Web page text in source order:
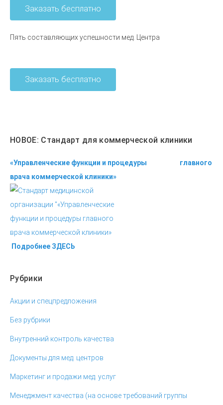
Заказать бесплатно
Пять составляющих успешности мед. Центра
Заказать бесплатно
НОВОЕ: Стандарт для коммерческой клиники
«Управленческие функции и процедуры главного
врача коммерческой клиники»
Подробнее ЗДЕСЬ
Рубрики
Акции и спецпредложения
Без рубрики
Внутренний контроль качества
Документы для мед. центров
Маркетинг и продажи мед. услуг
Менеджмент качества (на основе требований группы